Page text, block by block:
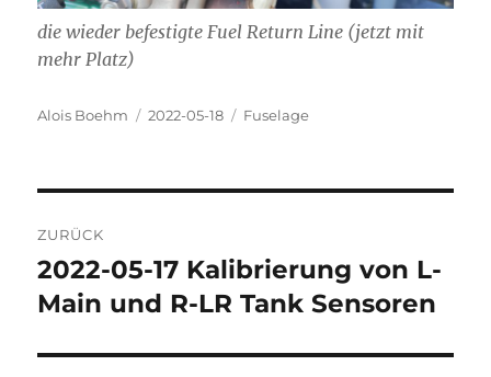
die wieder befestigte Fuel Return Line (jetzt mit
mehr Platz)
Autor
Alois Boehm
Veröffentlicht
2022-05-18 Kategorien
Fuselage
ZURÜCK
Vorheriger
Beitrag:
2022-05-17 Kalibrierung von L-
Main und R-LR Tank Sensoren